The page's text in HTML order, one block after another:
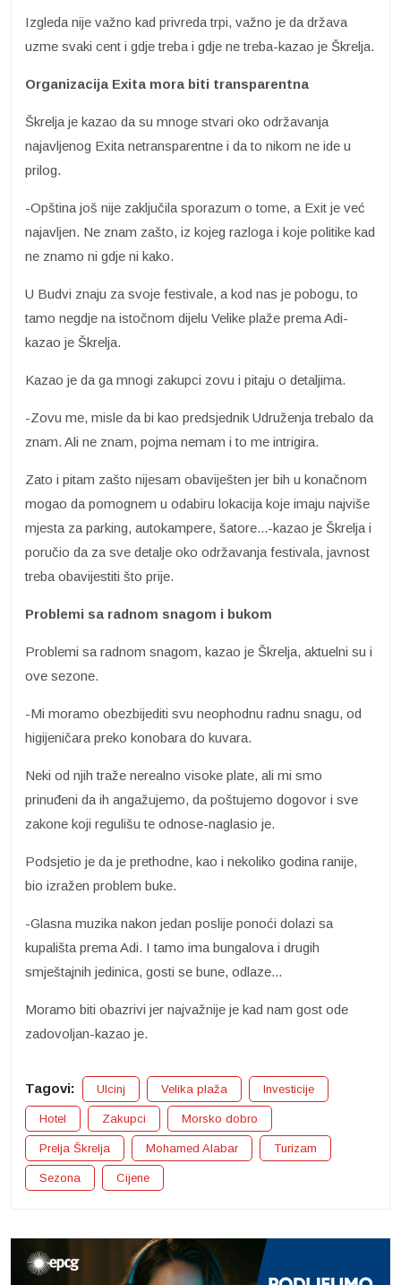
Izgleda nije važno kad privreda trpi, važno je da država
uzme svaki cent i gdje treba i gdje ne treba-kazao je Škrelja.
Organizacija Exita mora biti transparentna
Škrelja je kazao da su mnoge stvari oko održavanja
najavljenog Exita netransparentne i da to nikom ne ide u
prilog.
-Opština još nije zaključila sporazum o tome, a Exit je već
najavljen. Ne znam zašto, iz kojeg razloga i koje politike kad
ne znamo ni gdje ni kako.
U Budvi znaju za svoje festivale, a kod nas je pobogu, to
tamo negdje na istočnom dijelu Velike plaže prema Adi-
kazao je Škrelja.
Kazao je da ga mnogi zakupci zovu i pitaju o detaljima.
-Zovu me, misle da bi kao predsjednik Udruženja trebalo da
znam. Ali ne znam, pojma nemam i to me intrigira.
Zato i pitam zašto nijesam obaviješten jer bih u konačnom
mogao da pomognem u odabiru lokacija koje imaju najviše
mjesta za parking, autokampere, šatore...-kazao je Škrelja i
poručio da za sve detalje oko održavanja festivala, javnost
treba obavijestiti što prije.
Problemi sa radnom snagom i bukom
Problemi sa radnom snagom, kazao je Škrelja, aktuelni su i
ove sezone.
-Mi moramo obezbijediti svu neophodnu radnu snagu, od
higijeničara preko konobara do kuvara.
Neki od njih traže nerealno visoke plate, ali mi smo
prinuđeni da ih angažujemo, da poštujemo dogovor i sve
zakone koji regulišu te odnose-naglasio je.
Podsjetio je da je prethodne, kao i nekoliko godina ranije,
bio izražen problem buke.
-Glasna muzika nakon jedan poslije ponoći dolazi sa
kupališta prema Adi. I tamo ima bungalova i drugih
smještajnih jedinica, gosti se bune, odlaze...
Moramo biti obazrivi jer najvažnije je kad nam gost ode
zadovoljan-kazao je.
Tagovi: Ulcinj Velika plaža Investicije
Hotel Zakupci Morsko dobro
Prelja Škrelja Mohamed Alabar Turizam
Sezona Cijene